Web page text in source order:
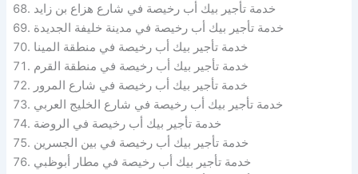
خدمة تأجير بيك أب رخيصة في شارع هزاع بن زايد
خدمة تأجير بيك أب رخيصة في مدينة خليفة الجديدة
خدمة تأجير بيك أب رخيصة في منطقة المينا
خدمة تأجير بيك أب رخيصة في منطقة القرم
خدمة تأجير بيك أب رخيصة في شارع المرور
خدمة تأجير بيك أب رخيصة في شارع الخليج العربي
خدمة تأجير بيك أب رخيصة في الروضة
خدمة تأجير بيك أب رخيصة في بين الجسرين
خدمة تأجير بيك أب رخيصة في مطار أبوظبي